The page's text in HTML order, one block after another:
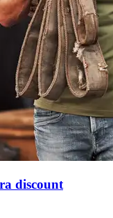
discount